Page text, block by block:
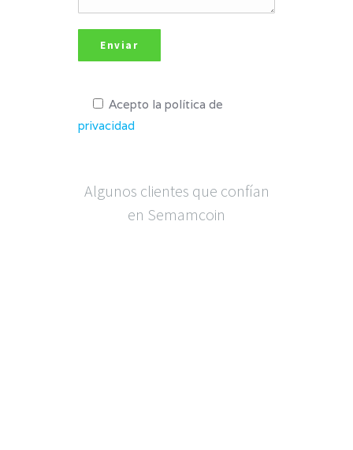
Acepto la política de
privacidad
Algunos clientes que confían
en Semamcoin